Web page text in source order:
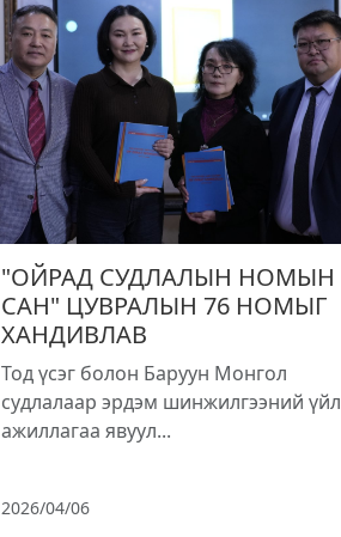
"ОЙРАД СУДЛАЛЫН НОМЫН
САН" ЦУВРАЛЫН 76 НОМЫГ
ХАНДИВЛАВ
Тод үсэг болон Баруун Монгол
судлалаар эрдэм шинжилгээний үйл
ажиллагаа явуул...
2026/04/06